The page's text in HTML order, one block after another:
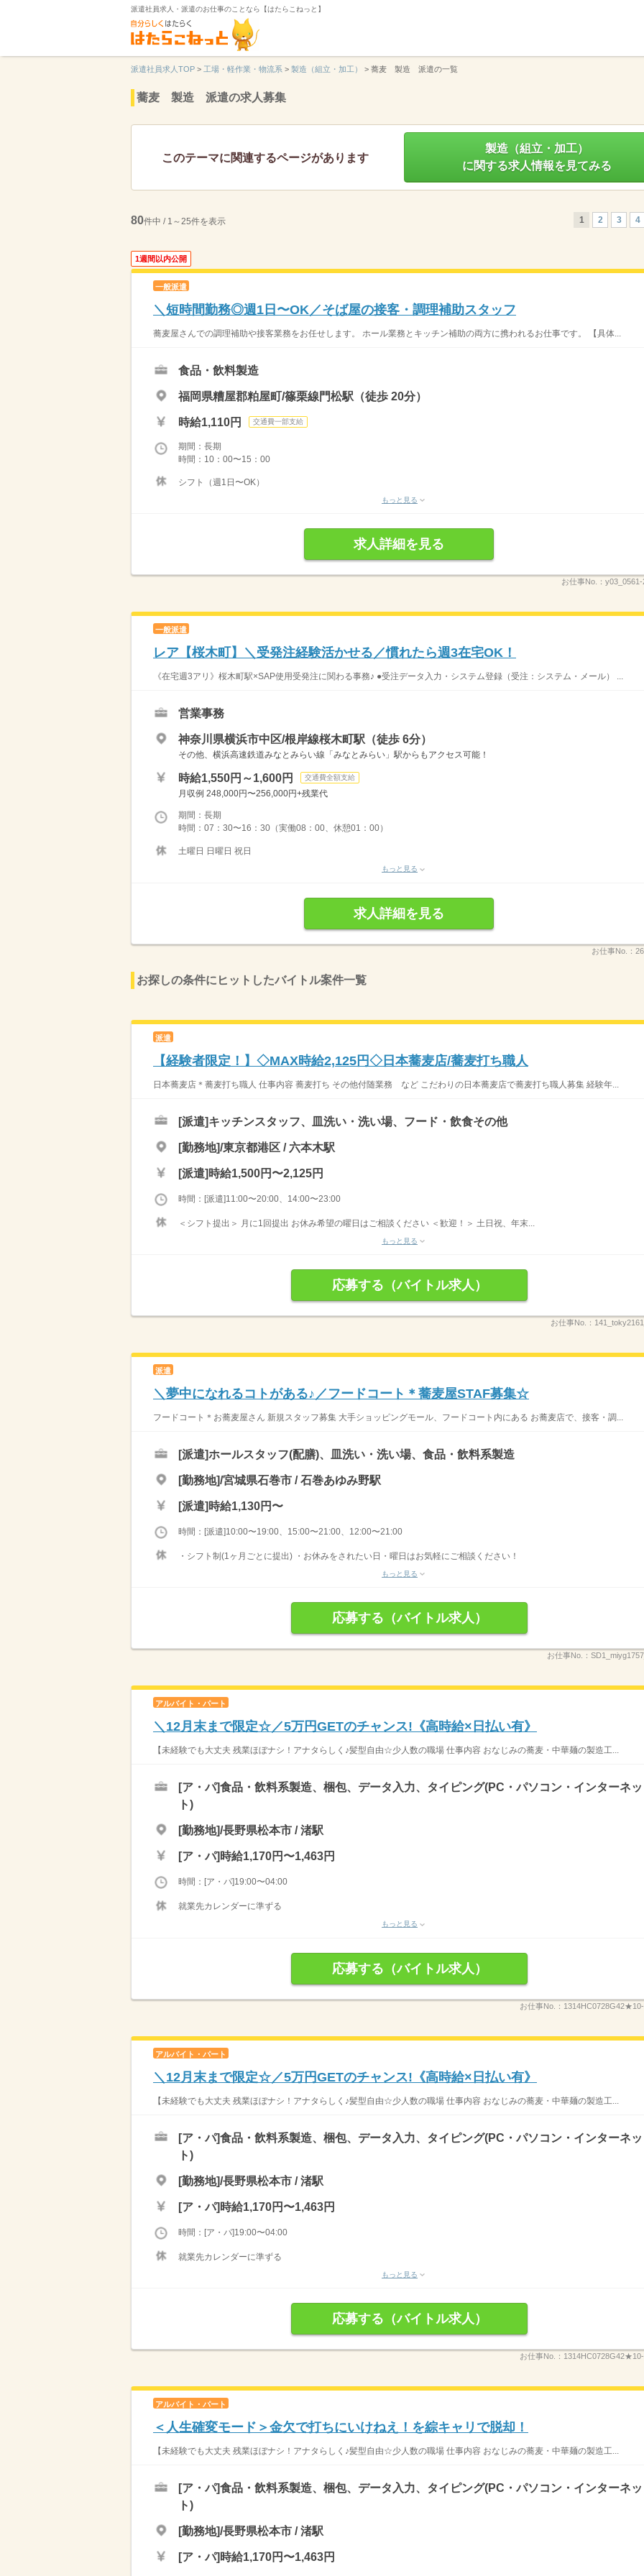
派遣社員求人・派遣のお仕事のことなら【はたらこねっと】
派遣社員求人TOP > 工場・軽作業・物流系 > 製造（組立・加工） > 蕎麦 製造 派遣の一覧
蕎麦 製造 派遣の求人募集
このテーマに関連するページがあります
製造（組立・加工）
に関する求人情報を見てみる
80件中 / 1～25件を表示 1 2 3 4
1週間以内公開
一般派遣
＼短時間勤務◎週1日〜OK／そば屋の接客・調理補助スタッフ
蕎麦屋さんでの調理補助や接客業務をお任せします。 ホール業務とキッチン補助の両方に携われるお仕事です。 【具体...
食品・飲料製造
福岡県糟屋郡粕屋町/篠栗線門松駅（徒歩 20分）
時給1,110円 交通費一部支給
期間：長期
時間：10：00〜15：00
シフト（週1日〜OK）
もっと見る
求人詳細を見る
お仕事No.： y03_0561-
一般派遣
レア【桜木町】＼受発注経験活かせる／慣れたら週3在宅OK！
《在宅週3アリ》桜木町駅×SAP使用受発注に関わる事務♪ ●受注データ入力・システム登録（受注：システム・メール） ...
営業事務
神奈川県横浜市中区/根岸線桜木町駅（徒歩 6分）
その他、横浜高速鉄道みなとみらい線「みなとみらい」駅からもアクセス可能！
時給1,550円～1,600円 交通費全額支給
月収例 248,000円〜256,000円+残業代
期間：長期
時間：07：30〜16：30（実働08：00、休憩01：00）
土曜日 日曜日 祝日
もっと見る
求人詳細を見る
お仕事No.：
お探しの条件にヒットしたバイトル案件一覧
派遣
【経験者限定！】◇MAX時給2,125円◇日本蕎麦店/蕎麦打ち職人
日本蕎麦店＊蕎麦打ち職人 仕事内容 蕎麦打ち その他付随業務 など こだわりの日本蕎麦店で蕎麦打ち職人募集 経験年...
[派遣]キッチンスタッフ、皿洗い・洗い場、フード・飲食その他
[勤務地]/東京都港区 / 六本木駅
[派遣] 時給1,500円〜2,125円
時間：[派遣]11:00〜20:00、14:00〜23:00
＜シフト提出＞ 月に1回提出 お休み希望の曜日はご相談ください ＜歓迎！＞ 土日祝、年末...
もっと見る
応募する（バイトル求人）
お仕事No.：
派遣
＼夢中になれるコトがある♪／フードコート＊蕎麦屋STAF募集☆
フードコート＊お蕎麦屋さん 新規スタッフ募集 大手ショッピングモール、フードコート内にある お蕎麦店で、接客・調...
[派遣]ホールスタッフ(配膳)、皿洗い・洗い場、食品・飲料系製造
[勤務地]/宮城県石巻市 / 石巻あゆみ野駅
[派遣] 時給1,130円〜
時間：[派遣]10:00〜19:00、15:00〜21:00、12:00〜21:00
・シフト制(1ヶ月ごとに提出) ・お休みをされたい日・曜日はお気軽にご相談ください！
もっと見る
応募する（バイトル求人）
お仕事No.：
アルバイト・パート
＼12月末まで限定☆／5万円GETのチャンス!《高時給×日払い有》
【未経験でも大丈夫 残業ほぼナシ！アナタらしく♪髪型自由☆少人数の職場 仕事内容 おなじみの蕎麦・中華麺の製造工...
[ア・パ]食品・飲料系製造、梱包、データ入力、タイピング(PC・パソコン・インターネッ
ト)
[勤務地]/長野県松本市 / 渚駅
[ア・パ]時給1,170円〜1,463円
時間：[ア・パ]19:00〜04:00
就業先カレンダーに準ずる
もっと見る
応募する（バイトル求人）
お仕事No.：
アルバイト・パート
＼12月末まで限定☆／5万円GETのチャンス!《高時給×日払い有》
【未経験でも大丈夫 残業ほぼナシ！アナタらしく♪髪型自由☆少人数の職場 仕事内容 おなじみの蕎麦・中華麺の製造工...
[ア・パ]食品・飲料系製造、梱包、データ入力、タイピング(PC・パソコン・インターネッ
ト)
[勤務地]/長野県松本市 / 渚駅
[ア・パ] 時給1,170円〜1,463円
時間：[ア・パ]19:00〜04:00
就業先カレンダーに準ずる
もっと見る
応募する（バイトル求人）
お仕事No.：
アルバイト・パート
＜人生確変モード＞金欠で打ちにいけねえ！を綜キャリで脱却！
【未経験でも大丈夫 残業ほぼナシ！アナタらしく♪髪型自由☆少人数の職場 仕事内容 おなじみの蕎麦・中華麺の製造工...
[ア・パ]食品・飲料系製造、梱包、データ入力、タイピング(PC・パソコン・インターネッ
ト)
[勤務地]/長野県松本市 / 渚駅
[ア・パ] 時給1,170円〜1,463円